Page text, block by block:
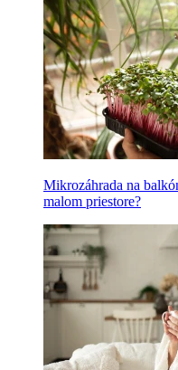
Mikrozáhrada na
malom priestore?